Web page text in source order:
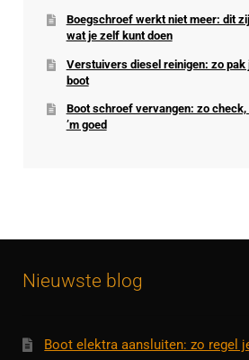
Boegschroef werkt niet meer: dit
wat je zelf kunt doen
Verstuivers diesel reinigen: zo pak
boot
Boot schroef vervangen: zo
’m goed
Nieuwste blog
Boot elektra aansluiten: zo regel